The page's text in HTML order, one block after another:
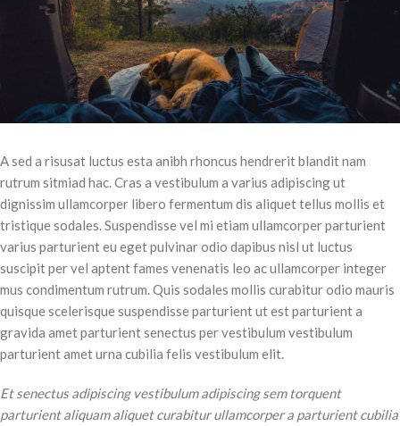
A sed a risusat luctus esta anibh rhoncus hendrerit blandit nam
rutrum sitmiad hac. Cras a vestibulum a varius adipiscing ut
dignissim ullamcorper libero fermentum dis aliquet tellus mollis et
tristique sodales. Suspendisse vel mi etiam ullamcorper parturient
varius parturient eu eget pulvinar odio dapibus nisl ut luctus
suscipit per vel aptent fames venenatis leo ac ullamcorper integer
mus condimentum rutrum. Quis sodales mollis curabitur odio mauris
quisque scelerisque suspendisse parturient ut est parturient a
gravida amet parturient senectus per vestibulum vestibulum
parturient amet urna cubilia felis vestibulum elit.
Et senectus adipiscing vestibulum adipiscing sem torquent
parturient aliquam aliquet curabitur ullamcorper a parturient cubilia